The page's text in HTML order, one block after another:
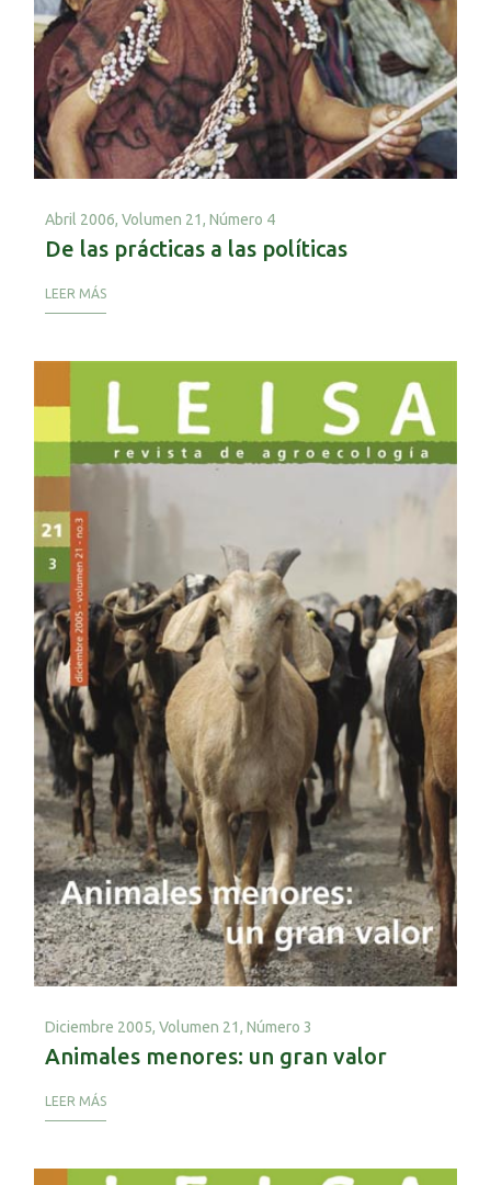
Abril 2006, Volumen 21, Número 4
De las prácticas a las políticas
LEER MÁS
Diciembre 2005, Volumen 21, Número 3
Animales menores: un gran valor
LEER MÁS